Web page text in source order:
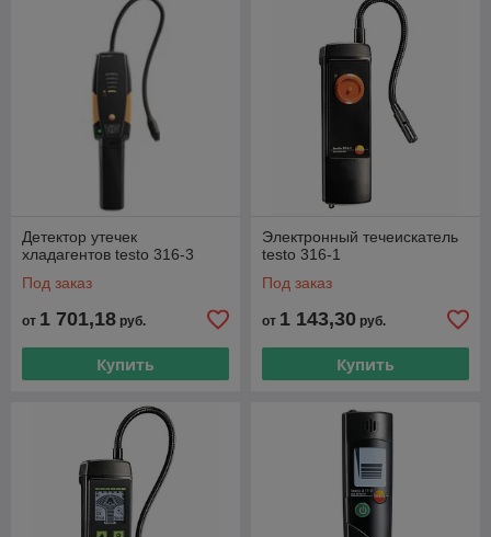
Детектор утечек
хладагентов testo 316-3
Под заказ
от 1 701,18 руб.
Купить
Электронный течеискатель
testo 316-1
Под заказ
от 1 143,30 руб.
Купить